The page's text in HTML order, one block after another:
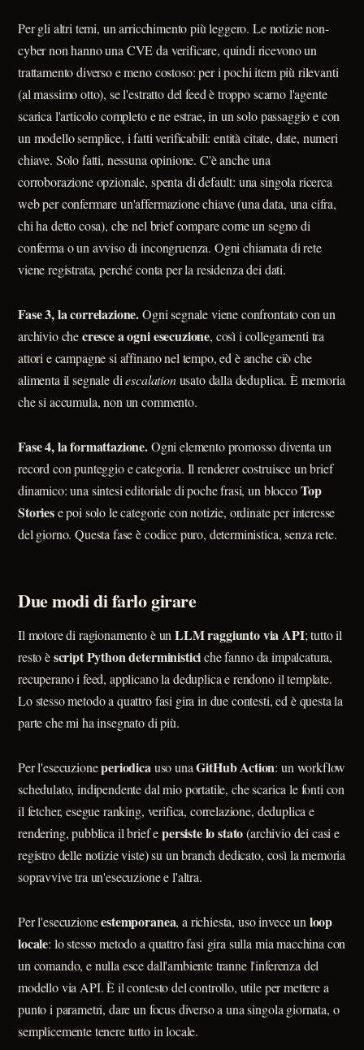
Per gli altri temi, un arricchimento più leggero. Le notizie non-
cyber non hanno una CVE da verificare, quindi ricevono un
trattamento diverso e meno costoso: per i pochi item più rilevanti
(al massimo otto), se l'estratto del feed è troppo scarno l'agente
scarica l'articolo completo e ne estrae, in un solo passaggio e con
un modello semplice, i fatti verificabili: entità citate, date, numeri
chiave. Solo fatti, nessuna opinione. C'è anche una
corroborazione opzionale, spenta di default: una singola ricerca
web per confermare un'affermazione chiave (una data, una cifra,
chi ha detto cosa), che nel brief compare come un segno di
conferma o un avviso di incongruenza. Ogni chiamata di rete
viene registrata, perché conta per la residenza dei dati.
Fase 3, la correlazione.Ogni segnale viene confrontato con un
archivio checresce a ogni esecuzione, così i collegamenti tra
attori e campagne si affinano nel tempo, ed è anche ciò che
alimenta il segnale diescalationusato dalla deduplica. È memoria
che si accumula, non un commento.
Fase 4, la formattazione.Ogni elemento promosso diventa un
record con punteggio e categoria. Il renderer costruisce un brief
dinamico: una sintesi editoriale di poche frasi, un bloccoTop
Storiese poi solo le categorie con notizie, ordinate per interesse
del giorno. Questa fase è codice puro, deterministica, senza rete.
Due modi di farlo girare
Il motore di ragionamento è unLLM raggiunto via API; tutto il
resto èscript Python deterministiciche fanno da impalcatura,
recuperano i feed, applicano la deduplica e rendono il template.
Lo stesso metodo a quattro fasi gira in due contesti, ed è questa la
parte che mi ha insegnato di più.
Per l'esecuzioneperiodicauso unaGitHub Action: un workflow
schedulato, indipendente dal mio portatile, che scarica le fonti con
il fetcher, esegue ranking, verifica, correlazione, deduplica e
rendering, pubblica il brief epersiste lo stato(archivio dei casi e
registro delle notizie viste) su un branch dedicato, così la memoria
sopravvive tra un'esecuzione e l'altra.
Per l'esecuzioneestemporanea, a richiesta, uso invece un loop
locale: lo stesso metodo a quattro fasi gira sulla mia macchina con
un comando, e nulla esce dall'ambiente tranne l'inferenza del
modello via API. È il contesto del controllo, utile per mettere a
punto i parametri, dare un focus diverso a una singola giornata, o
semplicemente tenere tutto in locale.